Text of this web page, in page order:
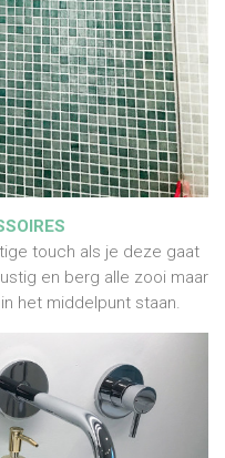
touch als je deze gaat
en berg alle zooi maar
het middelpunt staan.